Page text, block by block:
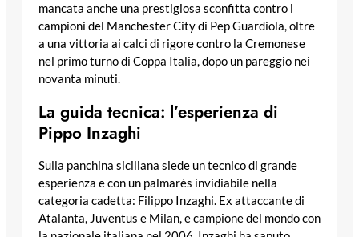
mancata anche una prestigiosa sconfitta contro i
campioni del Manchester City di Pep Guardiola, oltre
a una vittoria ai calci di rigore contro la Cremonese
nel primo turno di Coppa Italia, dopo un pareggio nei
novanta minuti.
La guida tecnica: l’esperienza di
Pippo Inzaghi
Sulla panchina siciliana siede un tecnico di grande
esperienza e con un palmarès invidiabile nella
categoria cadetta: Filippo Inzaghi. Ex attaccante di
Atalanta, Juventus e Milan, e campione del mondo con